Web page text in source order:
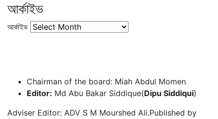
আর্কাইভ
আর্কাইভ
Chairman of the board: Miah Abdul Momen
Editor: Md Abu Bakar Siddique(Dipu Siddiqui)
Adviser Editor: ADV S M Mourshed Ali.Published by